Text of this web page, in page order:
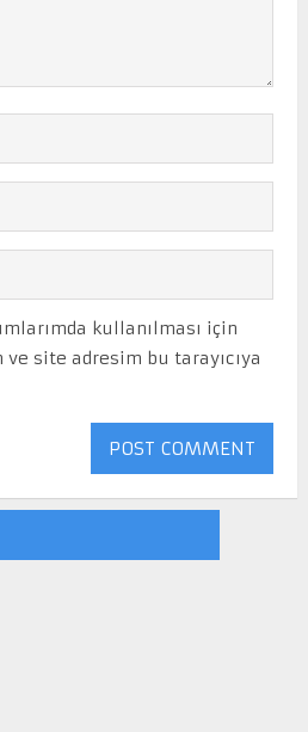
kullanılması için
site adresim bu tarayıcıya